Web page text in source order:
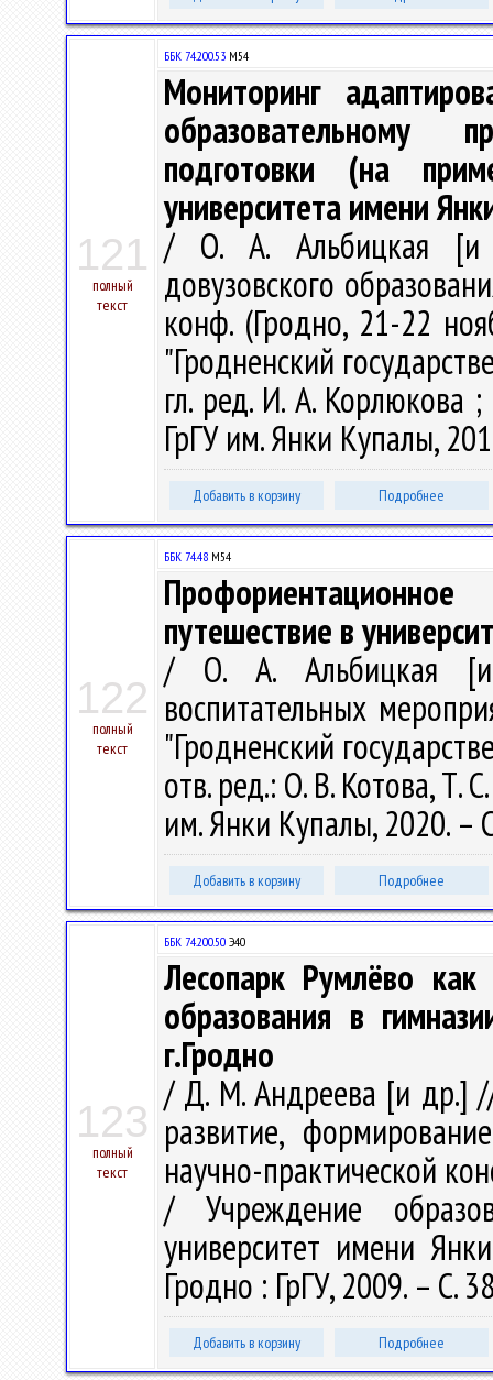
121
полный
текст
ББК 74.200.53 М54
Мониторинг
образовательному
подготовки (на
университета имени
/ О. А. Альбицкая [и
довузовского
конф. (Гродно, 21-22
"Гродненский
гл. ред. И. А. Корлюкова
ГрГУ им. Янки Купалы,
Добавить в корзину Подробнее
122
полный
текст
ББК 74.48 М54
путешествие в
/ О. А. Альбицкая [и
воспитательных
"Гродненский
отв. ред.: О. В. Котова, Т.
им. Янки Купалы, 2020. –
Добавить в корзину Подробнее
123
полный
текст
ББК 74.200.50 Э40
Лесопарк Румлёво как
образования в
г.Гродно
/ Д. М. Андреева [и др.] //
развитие,
научно-практической
/ Учреждение
университет имени
Гродно : ГрГУ, 2009. – С.
Добавить в корзину Подробнее